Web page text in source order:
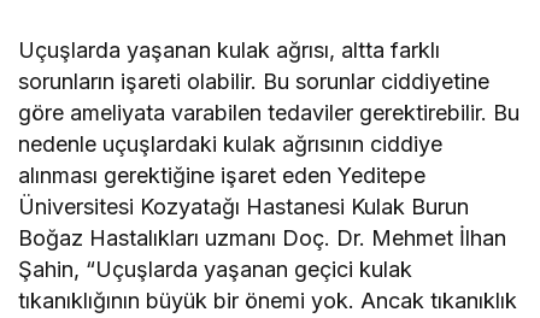
Uçuşlarda yaşanan kulak ağrısı, altta farklı
sorunların işareti olabilir. Bu sorunlar ciddiyetine
göre ameliyata varabilen tedaviler gerektirebilir. Bu
nedenle uçuşlardaki kulak ağrısının ciddiye
alınması gerektiğine işaret eden Yeditepe
Üniversitesi Kozyatağı Hastanesi Kulak Burun
Boğaz Hastalıkları uzmanı Doç. Dr. Mehmet İlhan
Şahin, “Uçuşlarda yaşanan geçici kulak
tıkanıklığının büyük bir önemi yok. Ancak tıkanıklık